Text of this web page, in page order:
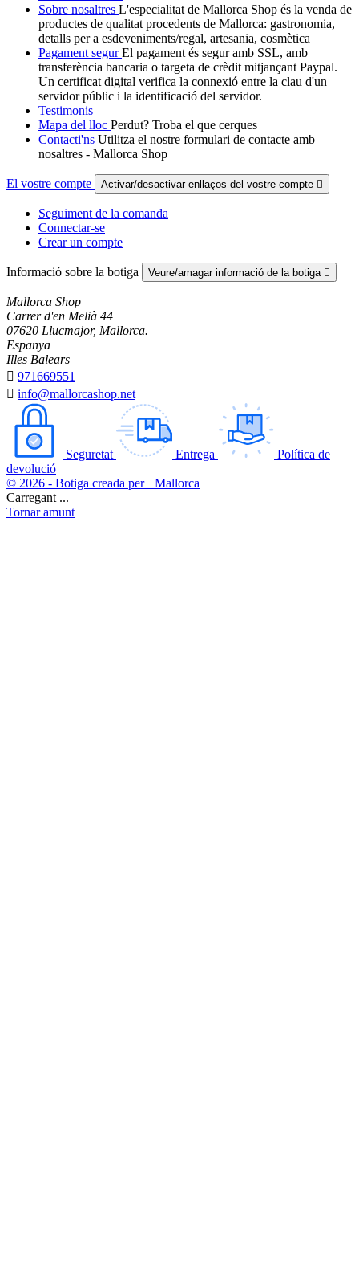
Sobre nosaltres L'especialitat de Mallorca Shop és la venda de
productes de qualitat procedents de Mallorca: gastronomia,
detalls per a esdeveniments/regal, artesania, cosmètica
Pagament segurEl pagament és segur amb SSL, amb
transferència bancaria o targeta de crèdit mitjançant Paypal.
Un certificat digital verifica la connexió entre la clau d'un
servidor públic i la identificació del servidor.
Testimonis
Mapa del lloc Perdut? Troba el que cerques
Contacti'ns Utilitza el nostre formulari de contacte amb
nosaltres - Mallorca Shop
El vostre compte Activar/desactivar enllaços del vostre compte 
Seguiment de la comanda
Connectar-se
Crear un compte
Informació sobre la botiga Veure/amagar informació de la botiga 
Mallorca Shop
Carrer d'en Melià 44
07620 Llucmajor, Mallorca.
Espanya
Illes Balears
 971669551
 info@mallorcashop.net
Seguretat Entrega
Política de
devolució
© 2026 - Botiga creada per +Mallorca
Carregant ...
Tornar amunt